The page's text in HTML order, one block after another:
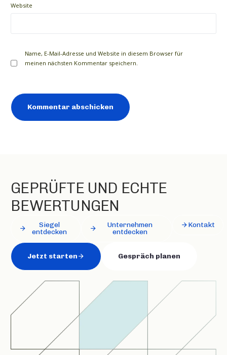
Website
Name, E-Mail-Adresse und Website in diesem Browser für
meinen nächsten Kommentar speichern.
GEPRÜFTE UND ECHTE
BEWERTUNGEN
Siegel
entdecken
Unternehmen
entdecken
Kontakt
Jetzt starten Gespräch planen